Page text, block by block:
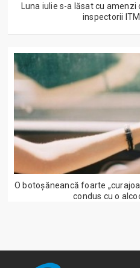
Luna iulie s-a lăsat cu amenzi
inspectorii
O botoșăneancă foarte
condus cu o